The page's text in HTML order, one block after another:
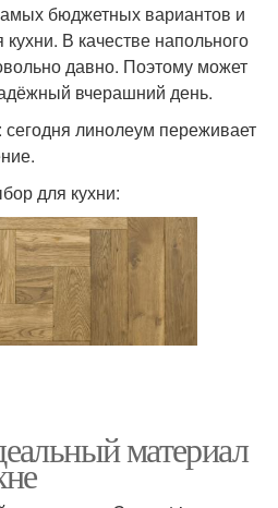
бюджетных вариантов и
В качестве напольного
давно. Поэтому может
вчерашний день.
линолеум переживает
для кухни:
материал